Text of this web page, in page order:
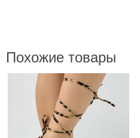
Похожие товары